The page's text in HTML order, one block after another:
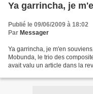
Ya garrincha, je
Publié le 09/06/2009 à 18:02
Par Messager
Ya garrincha, je m'en
Mobunda, le trio des
avait valu un article dans la